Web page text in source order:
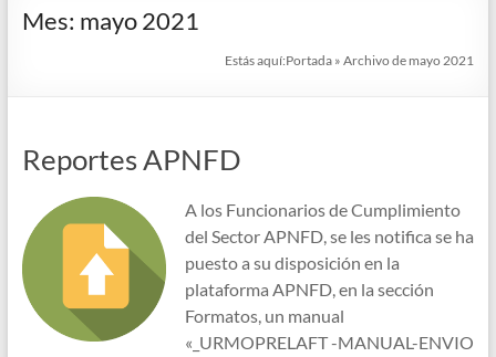
Mes: mayo 2021
Estás aquí:Portada »Archivo de mayo 2021
Reportes APNFD
A los Funcionarios de Cumplimiento
del Sector APNFD, se les notifica se ha
puesto a su disposición en la
plataforma APNFD, en la sección
Formatos, un manual
«_URMOPRELAFT -MANUAL-ENVIO